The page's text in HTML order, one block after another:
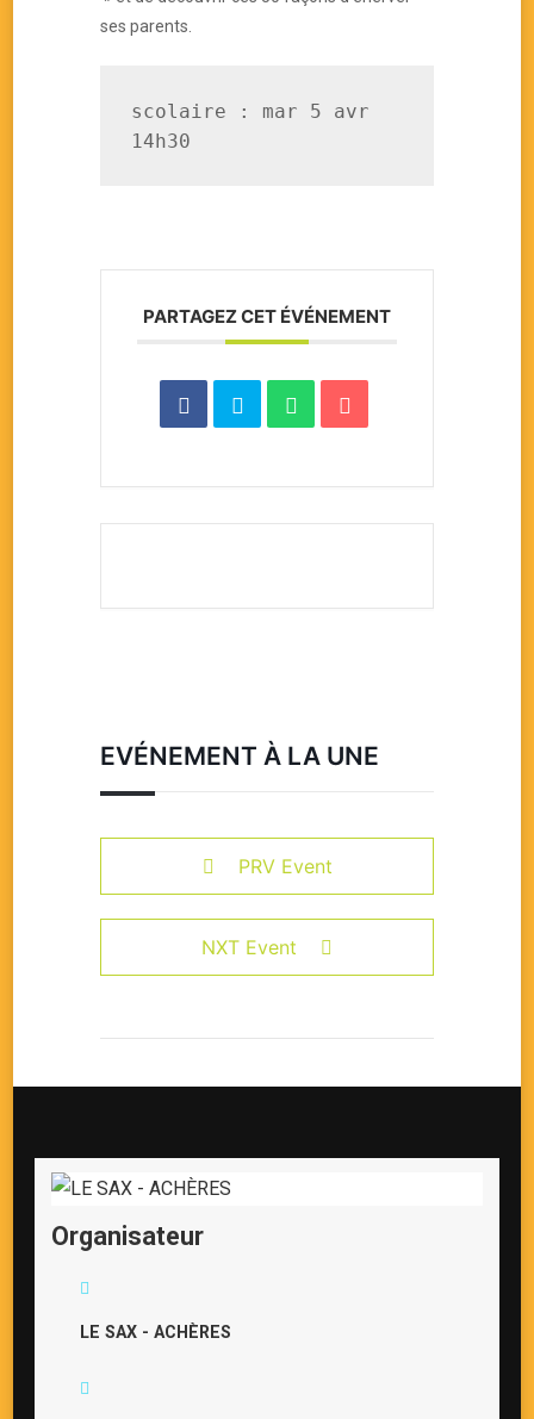
ses parents.
scolaire : mar 5 avr
14h30
PARTAGEZ CET ÉVÉNEMENT
EVÉNEMENT À LA UNE
PRV Event
NXT Event
Organisateur
LE SAX - ACHÈRES